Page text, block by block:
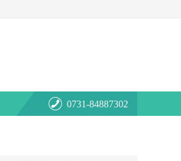
0731-84887302